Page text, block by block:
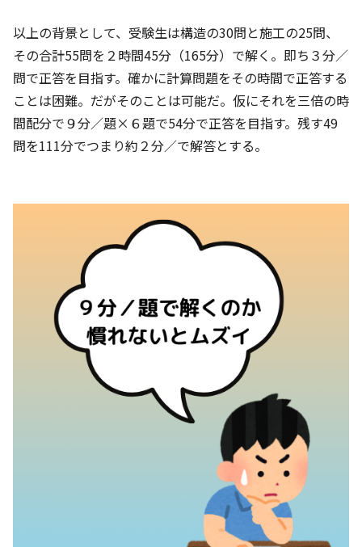
以上の背景として、受験生は構造の30問と施工の25問、
その合計55問を２時間45分（165分）で解く。即ち３分／
問で正答を目指す。確かに計算問題をその時間で正答する
ことは困難。だがそのことは可能だ。仮にそれを三倍の時
間配分で９分／題×６題で54分で正答を目指す。残す49
問を111分でつまり約２分／で解答とする。